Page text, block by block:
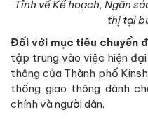
Tỉnh về Kế hoạch, Ngân
thị tại
Đối với mục tiêu chuyển
tập trung vào việc hiện
thông của Thành phố
thống giao thông dành
chính và người dân.